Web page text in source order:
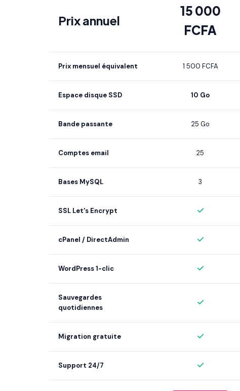
Prix annuel
15 000
FCFA
Prix mensuel équivalent 1 500 FCFA
Espace disque SSD 10 Go
Bande passante 25 Go
Comptes email 25
Bases MySQL 3
SSL Let's Encrypt
cPanel / DirectAdmin
WordPress 1-clic
Sauvegardes
quotidiennes
Migration gratuite
Support 24/7